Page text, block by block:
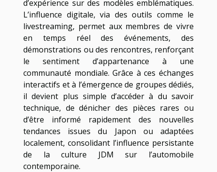
d’expérience sur des modèles emblématiques.
L’influence digitale, via des outils comme le
livestreaming, permet aux membres de vivre
en temps réel des événements, des
démonstrations ou des rencontres, renforçant
le sentiment d’appartenance à une
communauté mondiale. Grâce à ces échanges
interactifs et à l’émergence de groupes dédiés,
il devient plus simple d’accéder à du savoir
technique, de dénicher des pièces rares ou
d’être informé rapidement des nouvelles
tendances issues du Japon ou adaptées
localement, consolidant l’influence persistante
de la culture JDM sur l’automobile
contemporaine.